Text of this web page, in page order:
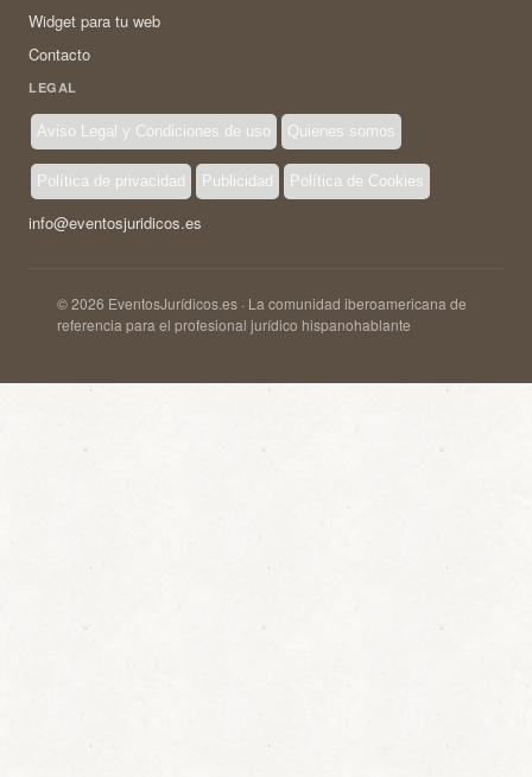
Widget para tu web
Contacto
LEGAL
Aviso Legal y Condiciones de uso Quienes somos
Política de privacidad Publicidad Política de Cookies
info@eventosjuridicos.es
© 2026 EventosJurídicos.es · La comunidad iberoamericana de
referencia para el profesional jurídico hispanohablante